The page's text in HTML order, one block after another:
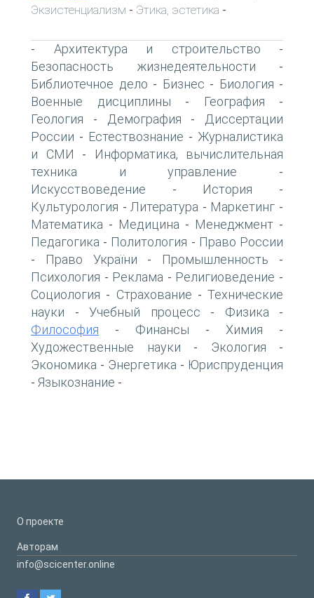
Экзистенциализм - Этика, эстетика -
- Архитектура и строительство -
Безопасность жизнедеятельности -
Библиотечное дело - Бизнес - Биология -
Военные дисциплины - География -
Геология - Демография -
Диссертации
России - Естествознание - Журналистика
и СМИ -
Информатика, вычислительная
техника и управление -
Искусствоведение - История -
Культурология - Литература - Маркетинг -
Математика - Медицина - Менеджмент -
Педагогика - Политология - Право России
- Право України - Промышленность -
Психология - Реклама - Религиоведение -
Социология - Страхование - Технические
науки - Учебный процесс - Физика -
Философия - Финансы - Химия -
Художественные науки - Экология -
Экономика - Энергетика - Юриспруденция
- Языкознание -
О проекте
Авторам
info@scicenter.online